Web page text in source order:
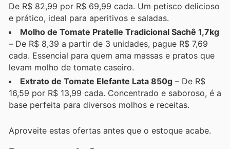
De R$ 82,99 por R$ 69,99 cada. Um petisco delicioso
e prático, ideal para aperitivos e saladas.
Molho de Tomate Pratelle Tradicional Sachê 1,7kg
– De R$ 8,39 a partir de 3 unidades, pague R$ 7,69
cada. Essencial para quem ama massas e pratos que
levam molho de tomate caseiro.
Extrato de Tomate Elefante Lata 850g – De R$
16,59 por R$ 13,99 cada. Concentrado e saboroso, é a
base perfeita para diversos molhos e receitas.
Aproveite estas ofertas antes que o estoque acabe.